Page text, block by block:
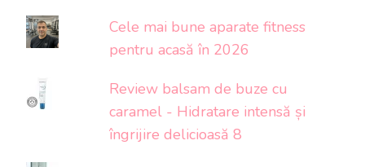
Cele mai bune aparate fitness
pentru acasă în 2026
Review balsam de buze cu
caramel - Hidratare intensă și
îngrijire delicioasă 8